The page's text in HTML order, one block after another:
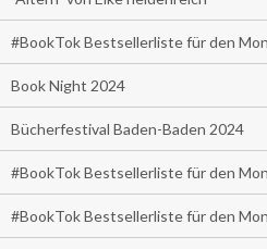
#BookTok Bestsellerliste für den
Book Night 2024
Bücherfestival Baden-Baden 2024
#BookTok Bestsellerliste für den
#BookTok Bestsellerliste für den